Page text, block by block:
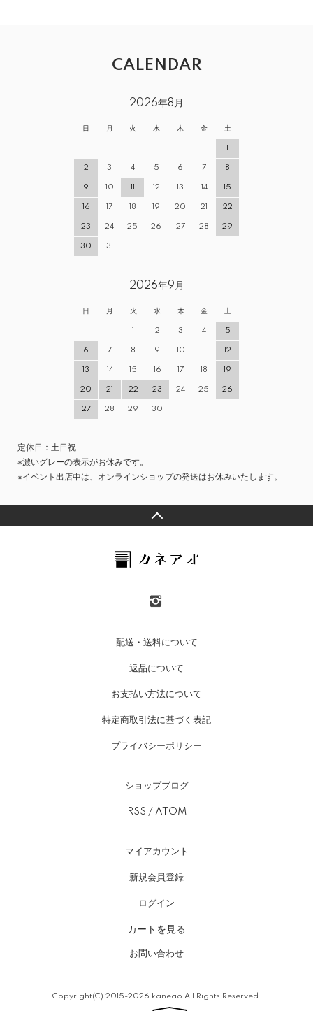
CALENDAR
2026年8月
日 月 火 水 木 金 土
1
2 3 4 5 6 7 8
9 10 11 12 13 14 15
16 17 18 19 20 21 22
23 24 25 26 27 28 29
30 31
2026年9月
日 月 火 水 木 金 土
1 2 3 4 5
6 7 8 9 10 11 12
13 14 15 16 17 18 19
20 21 22 23 24 25 26
27 28 29 30
定休日：土日祝
※濃いグレーの表示がお休みです。
※イベント出店中は、オンラインショップの発送はお休みいたします。
配送・送料について
返品について
お支払い方法について
特定商取引法に基づく表記
プライバシーポリシー
ショップブログ
RSS / ATOM
マイアカウント
新規会員登録
ログイン
カートを見る
お問い合わせ
Copyright(C) 2015-2026 kaneao All Rights Reserved.